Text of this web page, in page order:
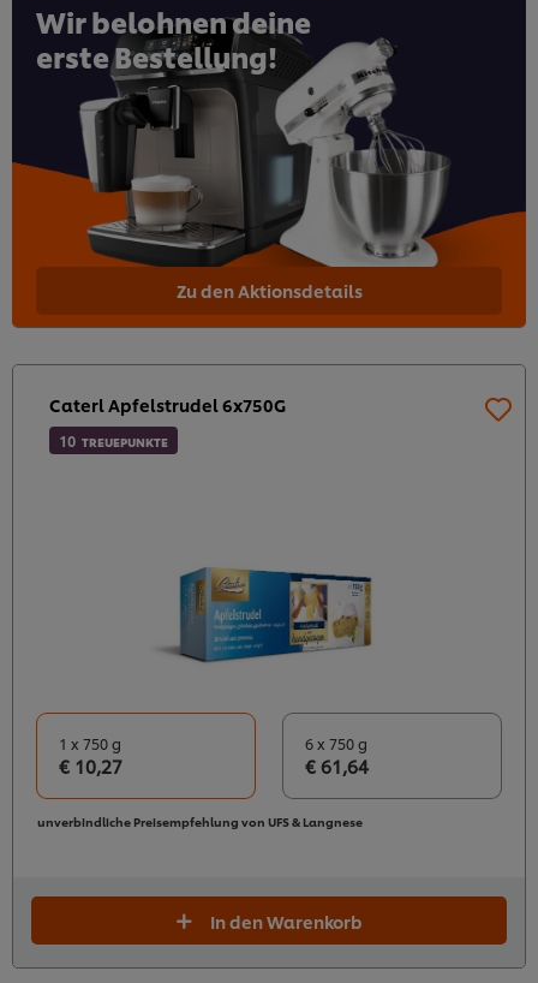
Wir belohnen deine
erste Bestellung!
Zu den Aktionsdetails
Caterl Apfelstrudel 6x750G
10 TREUEPUNKTE
1 x 750 g
€ 10,27
6 x 750 g
€ 61,64
unverbindliche Preisempfehlung von UFS & Langnese
In den Warenkorb